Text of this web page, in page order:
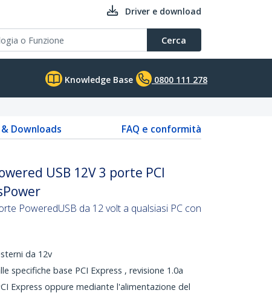
Driver e download
Cerca
Knowledge Base 0800 111 278
Downloads
FAQ e conformità
USB 12V 3 porte PCI
PoweredUSB da 12 volt a qualsiasi PC con
da 12v
specifiche base PCI Express , revisione 1.0a
Express oppure mediante l'alimentazione del